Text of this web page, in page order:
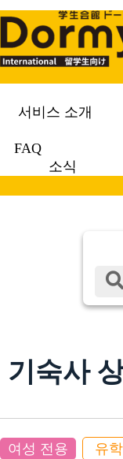
서비스 소개
FAQ
소식
기숙사
여성 전용 유